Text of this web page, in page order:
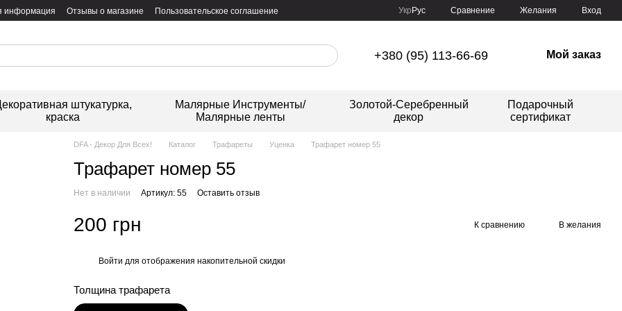
информация Отзывы о магазине Пользовательское соглашение Укр Рус Сравнение Желания Вход
+380 (95) 113-66-69 Мой заказ
штукатурка,
краска
Малярные Инструменты/
Малярные ленты
Золотой-Серебренный
декор
Подарочный
сертификат
DFA - Декор Для Всех! Каталог Трафареты Уценка Трафарет номер 55
Трафарет номер 55
Нет в наличии Артикул: 55 Оставить отзыв
200 грн К сравнению В желания
Войти для отображения накопительной скидки
Толщина трафарета